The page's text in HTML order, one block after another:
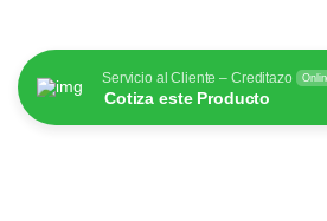
Servicio al Cliente – Creditazo
Cotiza este Producto